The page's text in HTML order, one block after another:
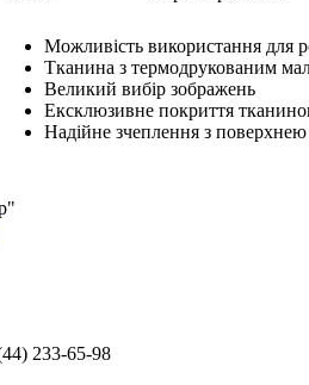
Можливість використання
Тканина з термодрукованим
Великий вибір зображень
Ексклюзивне покриття
Надійне зчеплення з поверхнею
233-65-98